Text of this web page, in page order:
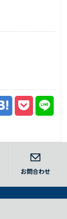
お問合わせ